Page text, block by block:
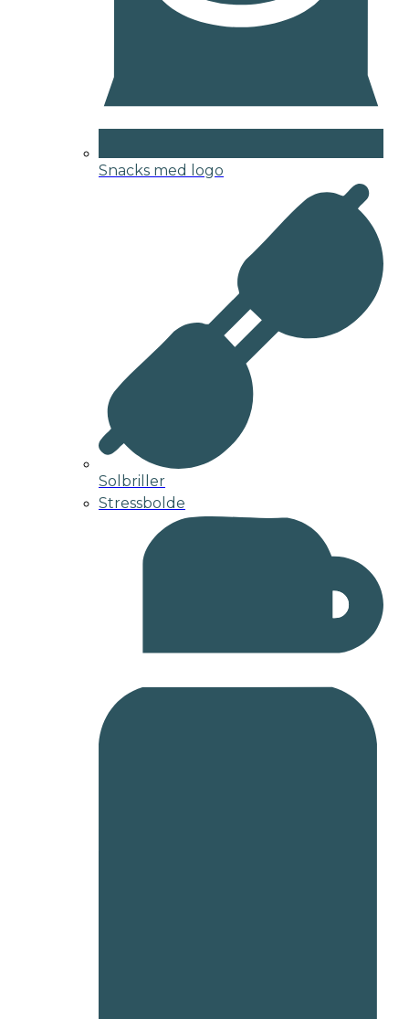
Snacks med logo
Solbriller
Stressbolde